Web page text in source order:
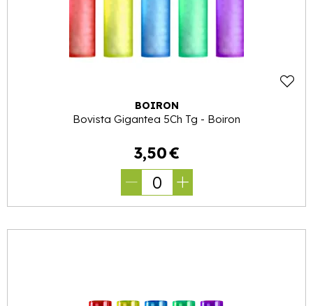
BOIRON
Bovista Gigantea 5Ch Tg - Boiron
3,50€
0